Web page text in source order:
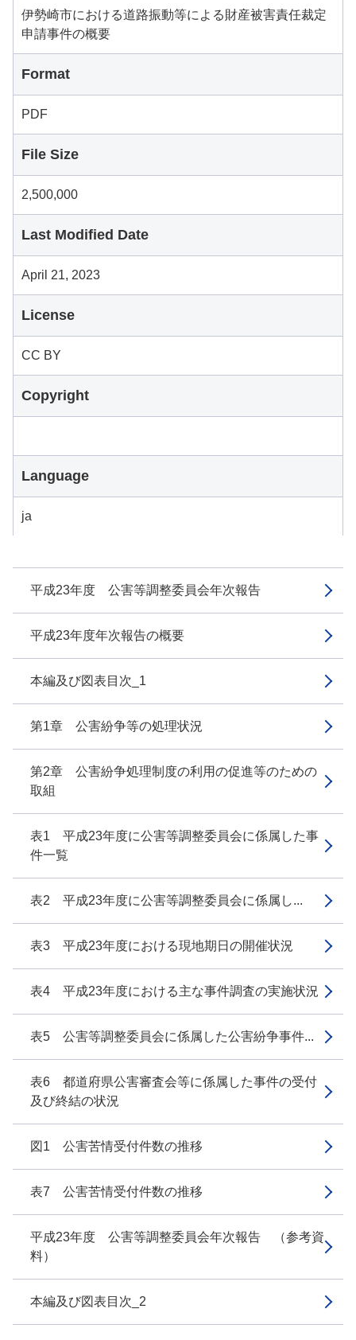
平成23年度 公害等調整委員会年次報告
平成23年度年次報告の概要
本編及び図表目次_1
第1章 公害紛争等の処理状況
第2章 公害紛争処理制度の利用の促進等のための
取組
表1 平成23年度に公害等調整委員会に係属した事
件一覧
表2 平成23年度に公害等調整委員会に係属し...
表3 平成23年度における現地期日の開催状況
表4 平成23年度における主な事件調査の実施状況
表5 公害等調整委員会に係属した公害紛争事件...
表6 都道府県公害審査会等に係属した事件の受付
及び終結の状況
図1 公害苦情受付件数の推移
表7 公害苦情受付件数の推移
平成23年度 公害等調整委員会年次報告 （参考資
料）
本編及び図表目次_2
伊勢崎市における道路振動等による財産被害責任裁定
申請事件の概要
Format
PDF
File Size
2,500,000
Last Modified Date
April 21, 2023
License
CC BY
Copyright
Language
ja